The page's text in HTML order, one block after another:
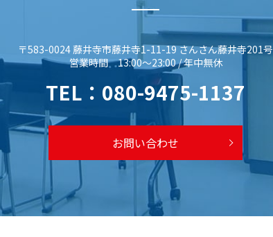
〒583-0024 藤井寺市藤井寺1-11-19 さんさん藤井寺201号
営業時間 13:00～23:00 / 年中無休
TEL： 080-9475-1137
お問い合わせ